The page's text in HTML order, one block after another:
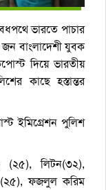
ভারতে পাচার
জন বাংলাদেশী যুবক
দিয়ে ভারতীয়
কাছে হস্তান্তর
ইমিগ্রেশন পুলিশ
(২৫), লিটন(৩২),
(২৫), ফজলুল করিম